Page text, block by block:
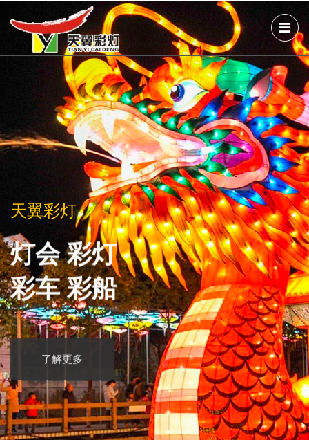
天翼彩灯
灯会 彩灯
彩车 彩船
了解更多
天翼彩灯
灯会 彩灯
彩车 彩船
了解更多
天翼彩灯
灯会 彩灯
彩车 彩船
了解更多